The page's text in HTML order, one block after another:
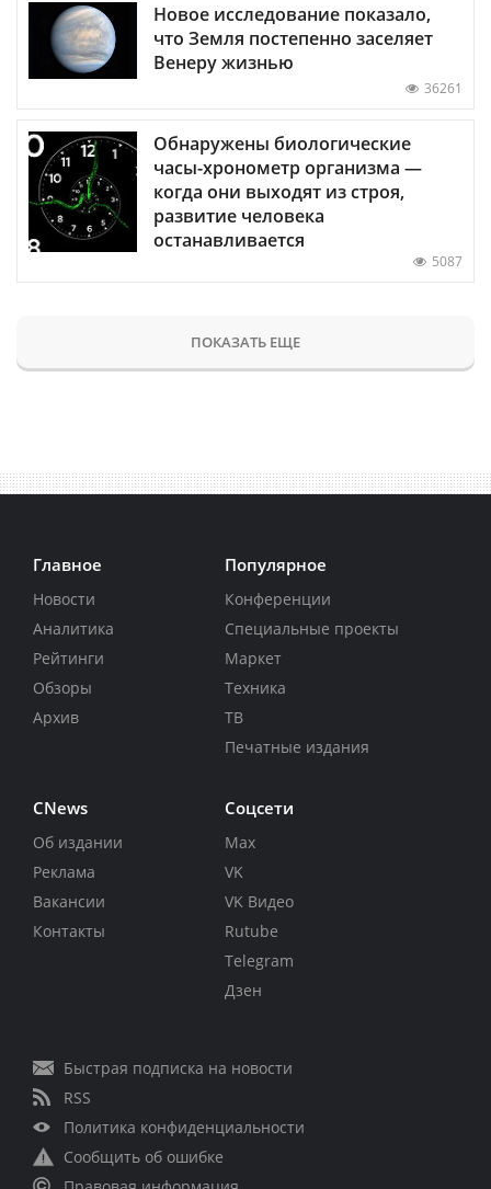
Новое исследование показало,
что Земля постепенно заселяет
Венеру жизнью
36261
Обнаружены биологические
часы-хронометр организма —
когда они выходят из строя,
развитие человека
останавливается
5087
ПОКАЗАТЬ ЕЩЕ
Главное
Новости
Аналитика
Рейтинги
Обзоры
Архив
Популярное
Конференции
Специальные проекты
Маркет
Техника
ТВ
Печатные издания
CNews
Об издании
Реклама
Вакансии
Контакты
Соцсети
Max
VK
VK Видео
Rutube
Telegram
Дзен
Быстрая подписка на новости
RSS
Политика конфиденциальности
Сообщить об ошибке